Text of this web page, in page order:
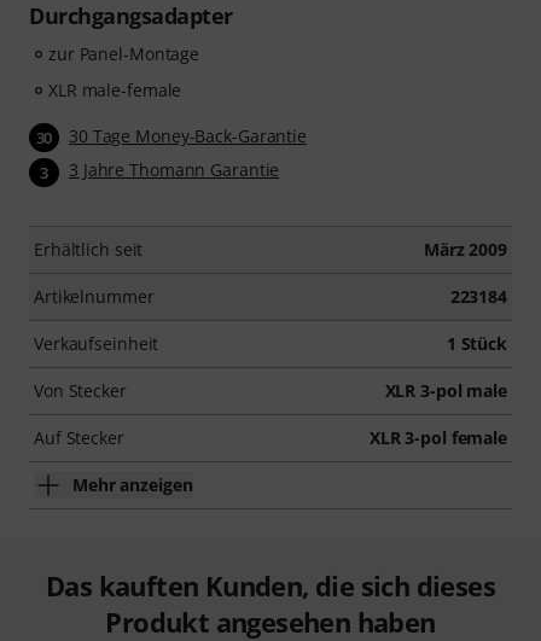
Durchgangsadapter
zur Panel-Montage
XLR male-female
30 30 Tage Money-Back-Garantie
3 3 Jahre Thomann Garantie
Erhältlich seit März 2009
Artikelnummer 223184
Verkaufseinheit 1 Stück
Von Stecker XLR 3-pol male
Auf Stecker XLR 3-pol female
Mehr anzeigen
Das kauften Kunden, die sich dieses
Produkt angesehen haben